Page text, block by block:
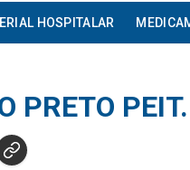
HOSPITALAR
PRETO